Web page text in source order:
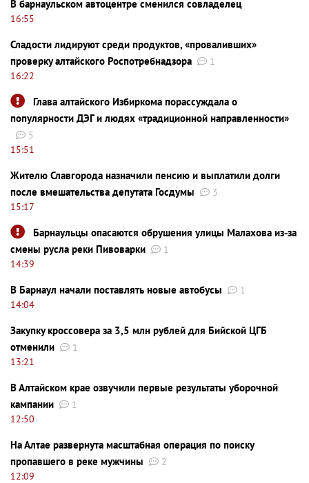
В барнаульском автоцентре сменился совладелец
16:55
Сладости лидируют среди продуктов, «проваливших»
проверку алтайского Роспотребнадзора
1
16:22
Глава алтайского Избиркома порассуждала о
популярности ДЭГ и людях «традиционной направленности»
5
15:51
Жителю Славгорода назначили пенсию и выплатили долги
после вмешательства депутата Госдумы
3
15:17
Барнаульцы опасаются обрушения улицы Малахова из-за
смены русла реки Пивоварки
1
14:39
В Барнаул начали поставлять новые автобусы
1
14:04
Закупку кроссовера за 3,5 млн рублей для Бийской ЦГБ
отменили
1
13:21
В Алтайском крае озвучили первые результаты уборочной
кампании
1
12:50
На Алтае развернута масштабная операция по поиску
пропавшего в реке мужчины
2
12:09